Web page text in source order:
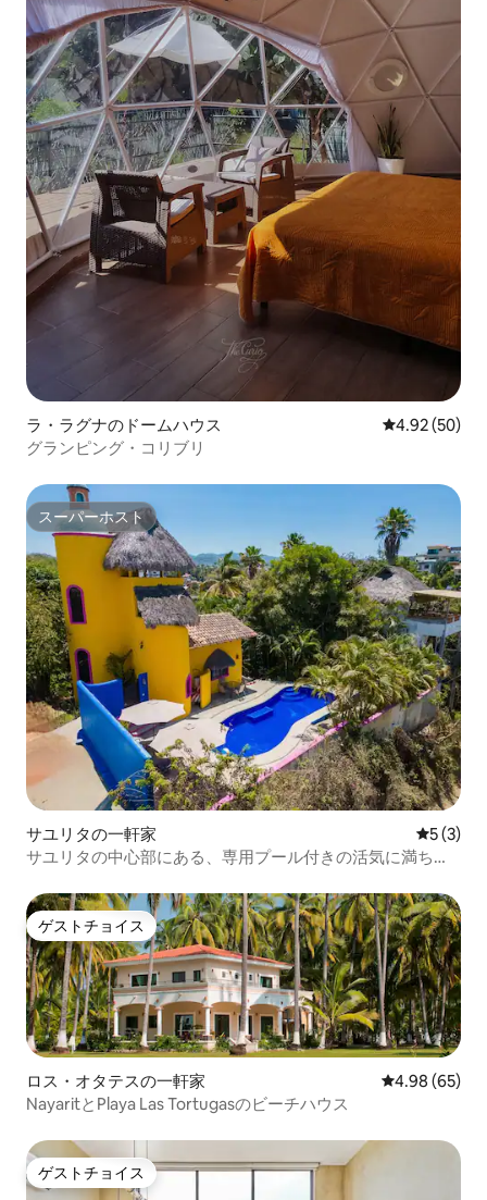
ラ・ラグナのドームハウス レビュー50
4.92 (50)
グランピング・コリブリ
スーパーホスト
スーパーホスト
サユリタの一軒家 レビュー
5 (3)
サユリタの中心部にある、専用プール付きの活気に満ちた
ゲストチョイス
ゲストチョイス
ロス・オタテスの一軒家 レビュー65
4.98 (65)
NayaritとPlaya Las Tortugasのビーチハウス
ゲストチョイス
ゲストチョイス